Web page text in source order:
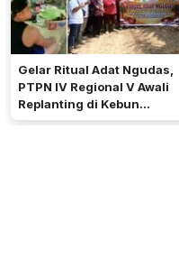
Gelar Ritual Adat Ngudas,
PTPN IV Regional V Awali
Replanting di Kebun
Kembayan